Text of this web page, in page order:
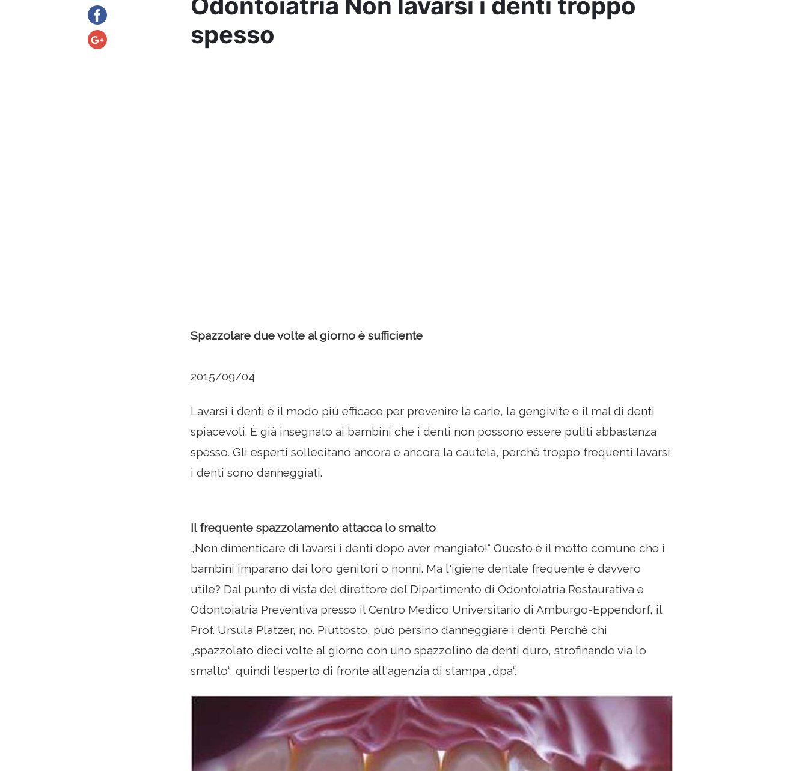
spesso
Spazzolare due volte al giorno è sufficiente
2015/09/04
Lavarsi i denti è il modo più efficace per prevenire la carie, la gengivite e il mal di denti
spiacevoli. È già insegnato ai bambini che i denti non possono essere puliti abbastanza
spesso. Gli esperti sollecitano ancora e ancora la cautela, perché troppo frequenti lavarsi
i denti sono danneggiati.
Il frequente spazzolamento attacca lo smalto
„Non dimenticare di lavarsi i denti dopo aver mangiato!“ Questo è il motto comune che i
bambini imparano dai loro genitori o nonni. Ma l'igiene dentale frequente è davvero
utile? Dal punto di vista del direttore del Dipartimento di Odontoiatria Restaurativa e
Odontoiatria Preventiva presso il Centro Medico Universitario di Amburgo-Eppendorf, il
Prof. Ursula Platzer, no. Piuttosto, può persino danneggiare i denti. Perché chi
„spazzolato dieci volte al giorno con uno spazzolino da denti duro, strofinando via lo
smalto“, quindi l'esperto di fronte all'agenzia di stampa „dpa“.